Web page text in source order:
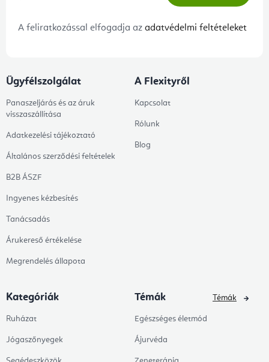
A feliratkozással elfogadja az adatvédelmi feltételeket
Ügyfélszolgálat
Panaszeljárás és az áruk
visszaszállítása
Adatkezelési tájékoztató
Általános szerződési feltételek
B2B ÁSZF
Ingyenes kézbesítés
Tanácsadás
Árukereső értékelése
Megrendelés állapota
A Flexityről
Kapcsolat
Rólunk
Blog
Kategóriák
Ruházat
Jógaszőnyegek
Témák
Egészséges életmód
Ájurvéda
Témák